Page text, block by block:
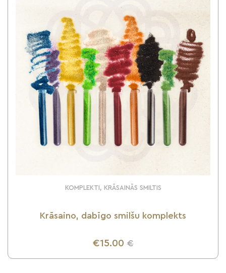
KOMPLEKTI, KRĀSAINĀS SMILTIS
Krāsaino, dabīgo smilšu komplekts
€15.00 €
UZZINI VAIRĀK